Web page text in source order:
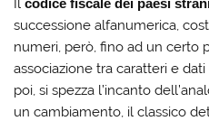
successione alfanumerica,
numeri, però, fino ad un certo
associazione tra caratteri e
poi, si spezza l’incanto
un cambiamento, il classico